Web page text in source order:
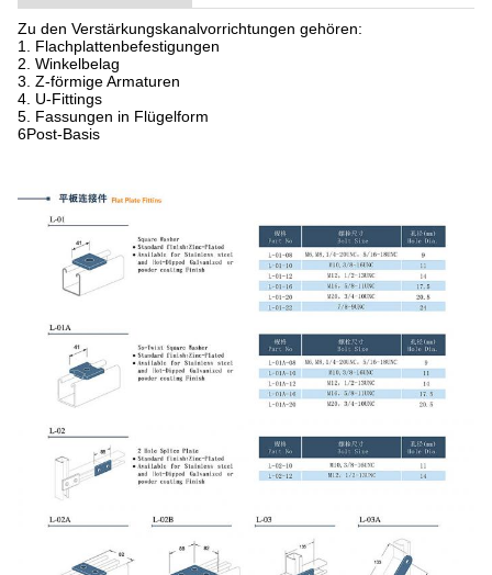
Zu den Verstärkungskanalvorrichtungen gehören:
1. Flachplattenbefestigungen
2. Winkelbelag
3. Z-förmige Armaturen
4. U-Fittings
5. Fassungen in Flügelform
6Post-Basis